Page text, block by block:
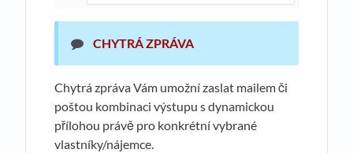
CHYTRÁ ZPRÁVA
Chytrá zpráva Vám umožní zaslat mailem či
poštou kombinaci výstupu s dynamickou
přílohou právě pro konkrétní vybrané
vlastníky/nájemce.